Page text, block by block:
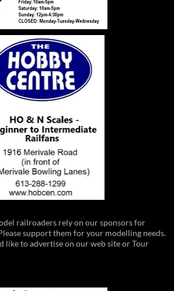
railroaders rely on our sponsors for
support them for your modelling needs.
like to advertise on our web site or Tour